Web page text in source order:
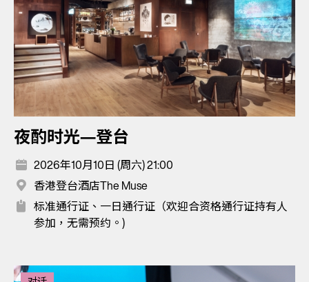
夜酌时光—登台
2026年10月10日 (周六) 21:00
香港登台酒店The Muse
标准通行证、一日通行证（欢迎合资格通行证持有人
参加，无需预约。)